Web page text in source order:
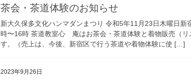
茶会・茶道体験のお知らせ
新大久保多文化ハンマダンまつり 令和5年11月23日木曜日新
時〜16時 茶道教室心ゝ庵はお茶会・茶道体験と着物販売（
す。（売上は、今後、新宿区で行う茶道や着物体験に使 […]
2023年9月26日